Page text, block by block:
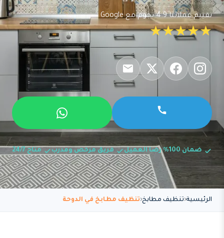
تقييم عملائنا 4.9 نجوم مع Google
★★★★★
ضمان 100% رضا العميل فريق مرخص ومدرب متاح 24/7
الرئيسية تنظيف مطابخ تنظيف مطابخ في الدوحة